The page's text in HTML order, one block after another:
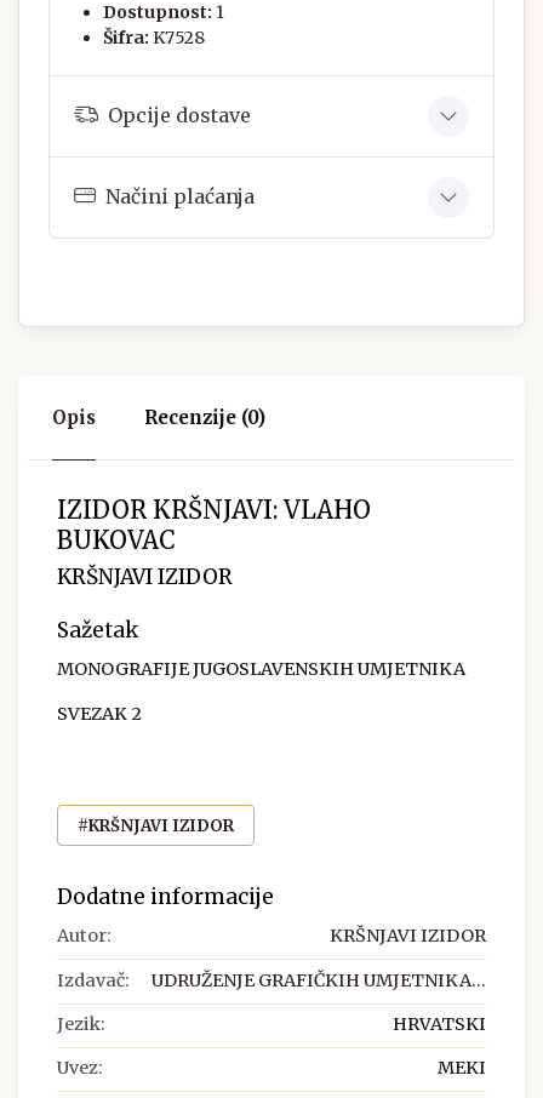
Dostupnost: 1
Šifra: K7528
Opcije dostave
Načini plaćanja
Opis Recenzije (0)
IZIDOR KRŠNJAVI: VLAHO
BUKOVAC
KRŠNJAVI IZIDOR
Sažetak
MONOGRAFIJE JUGOSLAVENSKIH UMJETNIKA
SVEZAK 2
#KRŠNJAVI IZIDOR
Dodatne informacije
Autor: KRŠNJAVI IZIDOR
Izdavač: UDRUŽENJE GRAFIČKIH UMJETNIKA...
Jezik: HRVATSKI
Uvez: MEKI